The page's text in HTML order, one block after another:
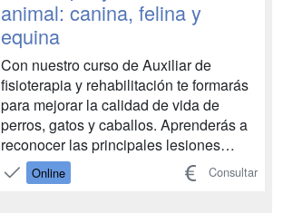
animal: canina, felina y
equina
Con nuestro curso de Auxiliar de
fisioterapia y rehabilitación te formarás
para mejorar la calidad de vida de
perros, gatos y caballos. Aprenderás a
reconocer las principales lesiones
crónicas y neurológicas y a tratarlas a
través de las técnicas y tratamientos
Online Consultar